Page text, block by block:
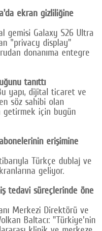
ekran gizliliğine
gemisi Galaxy S26 Ultra
"privacy display"
donanıma entegre
tanıttı
yapı, dijital ticaret ve
söz sahibi olan
için bugün
erişimine
Türkçe dublaj ve
geliyor.
tedavi süreçlerinde öne
Merkezi Direktörü ve
Baltacı: "Türkiye'nin